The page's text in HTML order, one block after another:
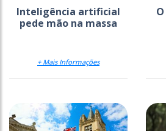
Inteligência artificial
pede mão na massa
+ Mais Informações